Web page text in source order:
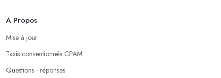
A Propos
Mise à jour
Taxis conventionnés CPAM
Questions - réponses